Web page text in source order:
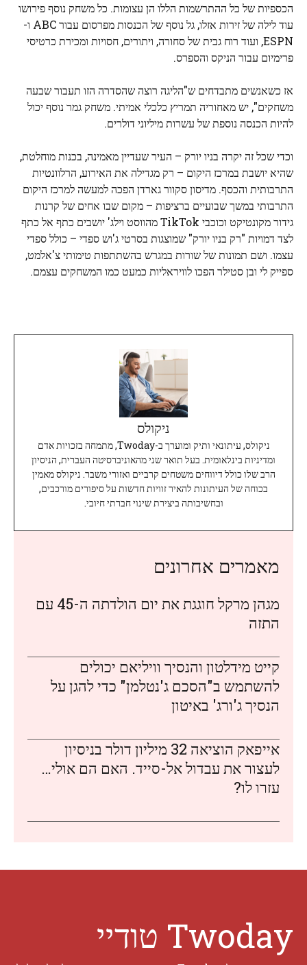
הכספיות של כל ההתרשמות הללו הן עצומות. כל משחק נוסף פירושו
עוד לילה של זירות אזלו, גל נוסף של הכנסות מפרסום עבור ABC ו-
ESPN, ועוד רוח גבית של סחורה, ויתורים, חסויות ומכירת כרטיסי
פרימיום עבור הניקס והספרס.
אז כשאנשים מתבדחים ש"הליגה רוצה שהסדרה הזו תעבור שבעה
משחקים", יש מאחוריה תמריץ כלכלי אמיתי. משחק גמר נוסף יכול
להיות הכנסה נוספת של עשרות מיליוני דולרים.
וכדי שכל זה יקרה בניו יורק – העיר שעדיין מאמינה, בכנות מוחלטת,
שהיא יושבת במרכז היקום – רק מגדילה את האירוע, הרלוונטיות
התרבותית והכסף. מדיסון סקוור גארדן הפכה למעשה למרכז היקום
התרבותי במשך שבועיים ברציפות – מקום שבו אחים של קרנות
גידור מקונטיקט וכוכבי TikTok מהווסט וילג' יושבים כתף אל כתף
לצד דמויות "רק בניו יורק" שמוצגות בסרטי ג'וש ספדי – כולל ספדי
עצמו. ושם תמונות של שורות במגרש בהשתתפות טימותי צ'אלמט,
ספייק לי ובן סטילר הפכו לוויראליות כמעט כמו המשחקים עצמם.
ניקולס
ניקולס, עיתונאי ותיק ומוערך ב-Twoday, מתמחה בזכויות אדם
ומדיניות בינלאומית. בעל תואר שני מהאוניברסיטה העברית, הניסיון
הרב שלו כולל דיווחים משטחים קרביים ואזורי משבר. ניקולס מאמין
בכוחה של העיתונות להאיר זוויות חדשות על סיפורים מורכבים,
ובחשיבותה ביצירת שינוי חברתי חיובי.
מאמרים אחרונים
מגהן מרקל חוגגת את יום הולדתה ה-45 עם
התזה
קייט מידלטון והנסיך וויליאם יכולים
להשתמש ב"הסכם ג'נטלמן" כדי להגן על
הנסיך ג'ורג' באיטון
אייפאק הוציאה 32 מיליון דולר בניסיון
לעצור את עבדול אל-סייד. האם הם אולי…
עזרו לו?
Twoday טודיי